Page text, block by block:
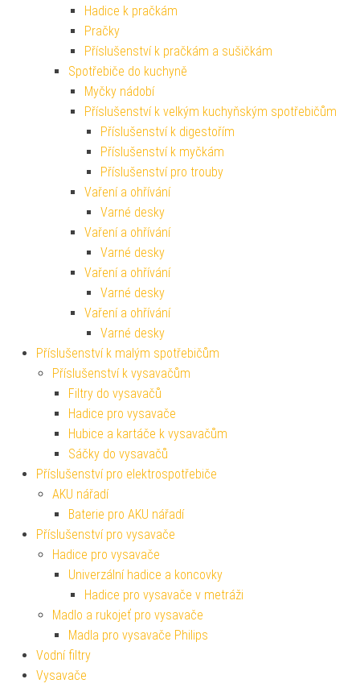
Hadice k pračkám
Pračky
Příslušenství k pračkám a sušičkám
Spotřebiče do kuchyně
Myčky nádobí
Příslušenství k velkým kuchyňským spotřebičům
Příslušenství k digestořím
Příslušenství k myčkám
Příslušenství pro trouby
Vaření a ohřívání
Varné desky
Vaření a ohřívání
Varné desky
Vaření a ohřívání
Varné desky
Vaření a ohřívání
Varné desky
Příslušenství k malým spotřebičům
Příslušenství k vysavačům
Filtry do vysavačů
Hadice pro vysavače
Hubice a kartáče k vysavačům
Sáčky do vysavačů
Příslušenství pro elektrospotřebiče
AKU nářadí
Baterie pro AKU nářadí
Příslušenství pro vysavače
Hadice pro vysavače
Univerzální hadice a koncovky
Hadice pro vysavače v metráži
Madlo a rukojeť pro vysavače
Madla pro vysavače Philips
Vodní filtry
Vysavače